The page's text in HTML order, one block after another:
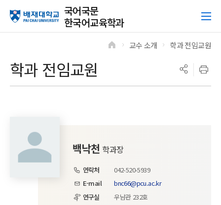
국어국문
한국어교육학과
학과 전임교원
교수 소개 학과 전임교원
백낙천 학과장
연락처
042-520-5939
E-mail
bnc66@pcu.ac.kr
연구실
우남관 232호